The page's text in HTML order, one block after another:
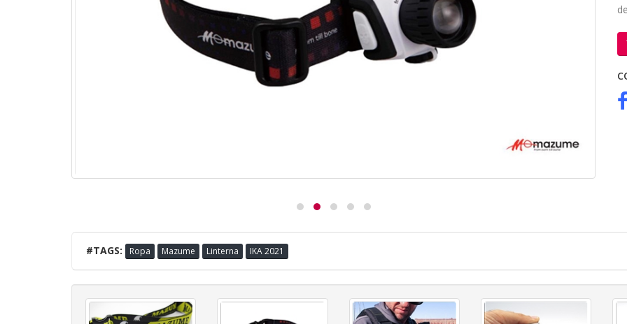
#TAGS: Ropa Mazume Linterna IKA 2021